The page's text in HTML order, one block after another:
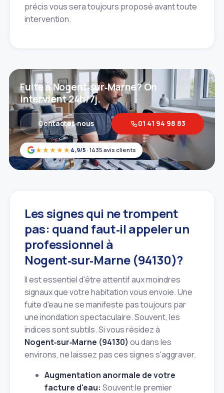
précis vous sera toujours proposé avant toute
intervention.
★★★★★ 4,9/5 · 1435 avis clients
Fuite à Nogent‑sur‑Marne? On
intervient 24h/7j.
Contactez‑nous 01 41 94 98 83
Les signes qui ne trompent
pas: quand faut‑il appeler un
professionnel à
Nogent‑sur‑Marne (94130)?
Il est essentiel d'être attentif aux moindres
signaux que votre habitation vous envoie. Une
fuite d'eau ne se manifeste pas toujours par
une inondation spectaculaire. Souvent, les
indices sont subtils. Si vous résidez à
Nogent‑sur‑Marne (94130) ou dans les
environs, ne laissez pas ces signes s'aggraver.
Augmentation anormale de votre
facture d'eau: Souvent le premier